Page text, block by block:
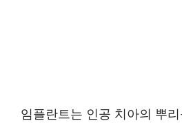
임플란트는 인공 치아의 뿌